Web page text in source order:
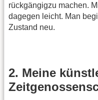
rückgängigzu machen.
dagegen leicht. Man
Zustand neu.
2. Meine